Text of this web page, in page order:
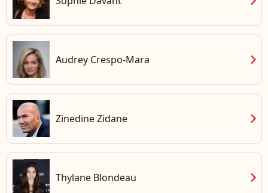
Audrey Crespo-Mara chevron_right
Zinedine Zidane chevron_right
Thylane Blondeau chevron_right